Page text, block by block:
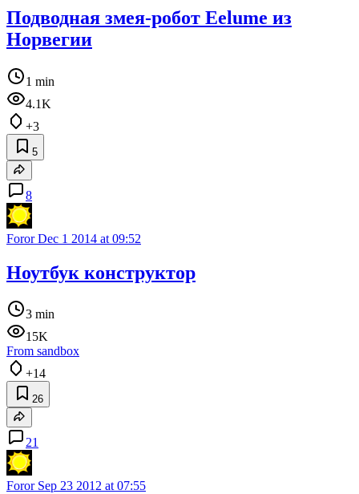
Подводная змея-робот Eelume из
Норвегии
1 min
4.1K
+3
5
8
FororDec 1 2014 at 09:52
Ноутбук конструктор
3 min
15K
From sandbox
+14
26
21
FororSep 23 2012 at 07:55